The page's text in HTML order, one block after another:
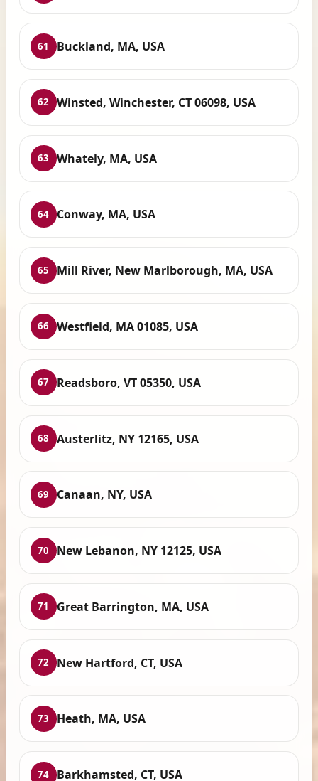
61 Buckland, MA, USA
62 Winsted, Winchester, CT 06098, USA
63 Whately, MA, USA
64 Conway, MA, USA
65 Mill River, New Marlborough, MA, USA
66 Westfield, MA 01085, USA
67 Readsboro, VT 05350, USA
68 Austerlitz, NY 12165, USA
69 Canaan, NY, USA
70 New Lebanon, NY 12125, USA
71 Great Barrington, MA, USA
72 New Hartford, CT, USA
73 Heath, MA, USA
74 Barkhamsted, CT, USA